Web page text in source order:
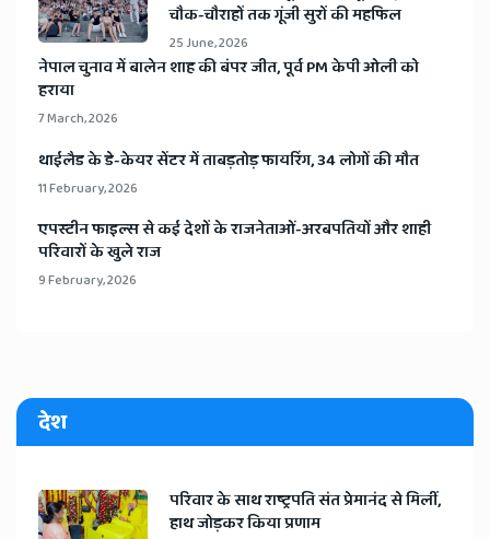
चौक-चौराहों तक गूंजी सुरों की महफिल
25 June, 2026
​नेपाल चुनाव में बालेन शाह की बंपर जीत, पूर्व PM केपी ओली को
हराया
7 March, 2026
​थाईलैड के डे-केयर सेंटर में ताबड़तोड़ फायरिंग, 34 लोगों की मौत
11 February, 2026
​एपस्टीन फाइल्स से कई देशों के राजनेताओं-अरबपतियों और शाही
परिवारों के खुले राज
9 February, 2026
देश
​परिवार के साथ राष्ट्रपति संत प्रेमानंद से मिलीं,
हाथ जोड़कर किया प्रणाम